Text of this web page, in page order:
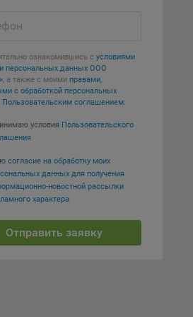
ознакомившись с условиями
персональных данных ООО
, а также с моими правами,
с обработкой персональных
Пользовательским соглашением:
условия Пользовательского
согласие на обработку моих
данных для получения
новостной рассылки
характера
Отправить заявку